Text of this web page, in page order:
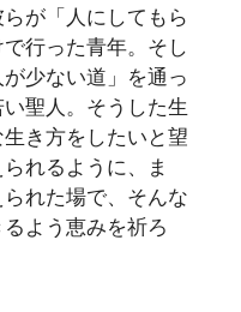
が「人にしてもら
行った青年。そし
少ない道」を通っ
聖人。そうした生
き方をしたいと望
れるように、ま
れた場で、そんな
よう恵みを祈ろ